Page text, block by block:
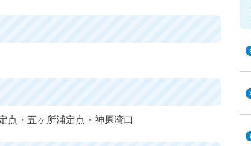
点・五ヶ所浦定点・神原湾口